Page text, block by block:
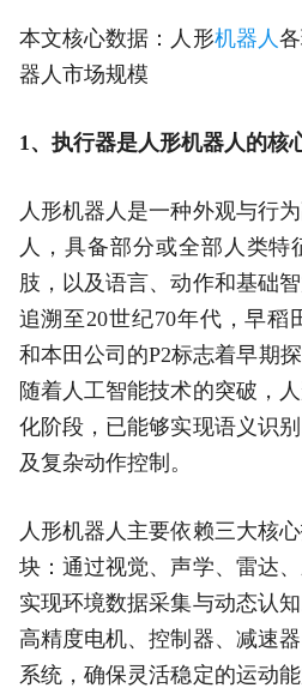
本文核心数据：人形机器人
器人市场规模
1、执行器是人形机器人的核
人形机器人是一种外观与行
人，具备部分或全部人类特
肢，以及语言、动作和基础
追溯至20世纪70年代，早稻
和本田公司的P2标志着早期
随着人工智能技术的突破，
化阶段，已能够实现语义识
及复杂动作控制。
人形机器人主要依赖三大核
块：通过视觉、声学、雷达
实现环境数据采集与动态认
高精度电机、控制器、减速
系统，确保灵活稳定的运动